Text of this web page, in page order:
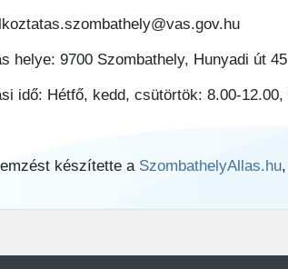
helye: 9700 Szombathely, Hunyadi út
idő: Hétfő, kedd, csütörtök: 8.00-
készítette a SzombathelyAllas.hu